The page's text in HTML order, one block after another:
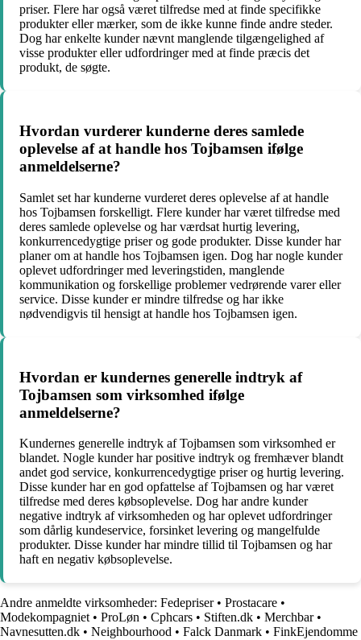
priser. Flere har også været tilfredse med at finde specifikke
produkter eller mærker, som de ikke kunne finde andre steder.
Dog har enkelte kunder nævnt manglende tilgængelighed af
visse produkter eller udfordringer med at finde præcis det
produkt, de søgte.
Hvordan vurderer kunderne deres samlede
oplevelse af at handle hos Tojbamsen ifølge
anmeldelserne?
Samlet set har kunderne vurderet deres oplevelse af at handle
hos Tojbamsen forskelligt. Flere kunder har været tilfredse med
deres samlede oplevelse og har værdsat hurtig levering,
konkurrencedygtige priser og gode produkter. Disse kunder har
planer om at handle hos Tojbamsen igen. Dog har nogle kunder
oplevet udfordringer med leveringstiden, manglende
kommunikation og forskellige problemer vedrørende varer eller
service. Disse kunder er mindre tilfredse og har ikke
nødvendigvis til hensigt at handle hos Tojbamsen igen.
Hvordan er kundernes generelle indtryk af
Tojbamsen som virksomhed ifølge
anmeldelserne?
Kundernes generelle indtryk af Tojbamsen som virksomhed er
blandet. Nogle kunder har positive indtryk og fremhæver blandt
andet god service, konkurrencedygtige priser og hurtig levering.
Disse kunder har en god opfattelse af Tojbamsen og har været
tilfredse med deres købsoplevelse. Dog har andre kunder
negative indtryk af virksomheden og har oplevet udfordringer
som dårlig kundeservice, forsinket levering og mangelfulde
produkter. Disse kunder har mindre tillid til Tojbamsen og har
haft en negativ købsoplevelse.
Andre anmeldte virksomheder: Fedepriser• Prostacare •
Modekompagniet • ProLøn • Cphcars • Stiften.dk • Merchbar•
Navnesutten.dk • Neighbourhood • Falck Danmark • FinkEjendomme